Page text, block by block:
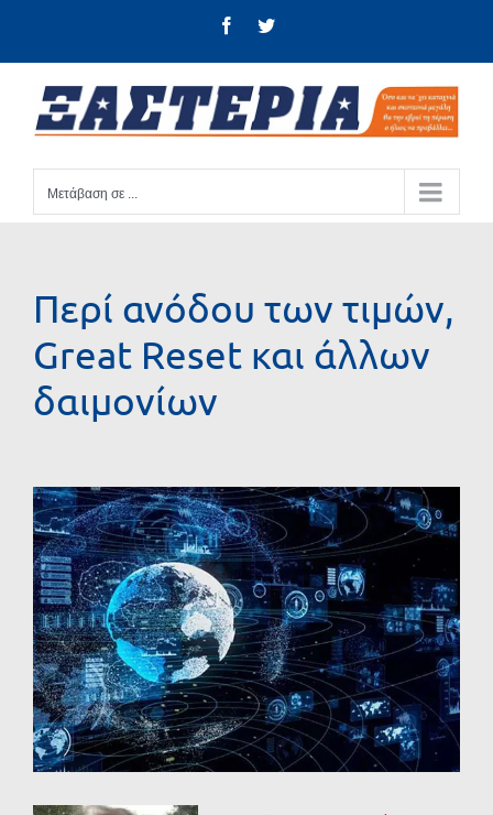
FacebookTwitter
Μετάβαση σε ...
Περί ανόδου των τιμών,
Great Reset και άλλων
δαιμονίων
Προβολή
μεγαλύτερης
εικόνας